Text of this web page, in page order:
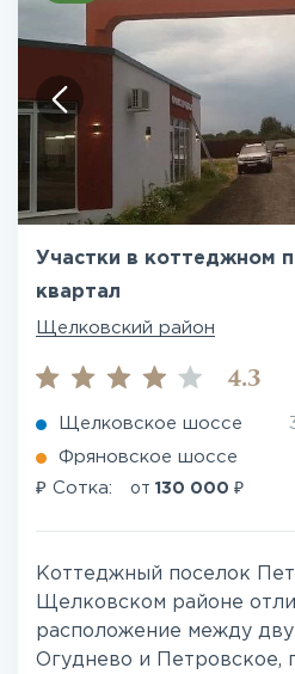
Участки в коттеджном
квартал
Щелковский район
4.3
Щелковское шоссе
Фряновское шоссе
₽ Сотка: от 130 000 ₽
Коттеджный поселок
Щелковском районе
расположение между
Огуднево и Петровское,